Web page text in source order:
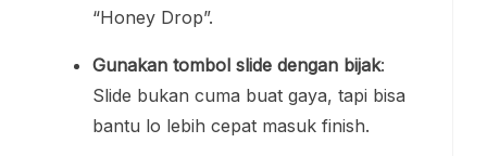
“Honey Drop”.
Gunakan tombol slide dengan bijak:
Slide bukan cuma buat gaya, tapi bisa
bantu lo lebih cepat masuk finish.